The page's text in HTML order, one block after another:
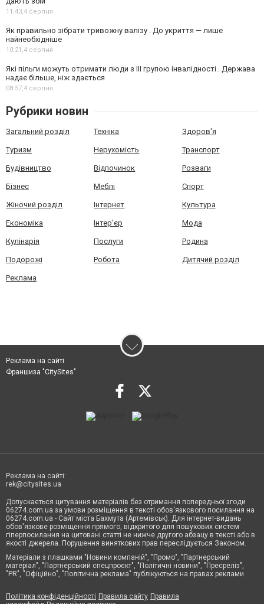
11:43,4 серпня
Як правильно зібрати тривожну валізу . До укриття — лише
найнеобхідніше
10:21,4 серпня
Які пільги можуть отримати люди з III групою інвалідності . Держава
надає більше, ніж здається
08:57,4 серпня
Рубрики новин
Загальний розділ Техніка Здоров'я
Туризм Нерухомість Транспорт
Будівництво Відпочинок Розваги
Бізнес Меблі Спорт
Жіночий розділ Інтернет Культура
Економіка Інтер'єр Мода
Кулінарія Послуги Родина
Подорожі Робота Дитячий розділ
Реклама
Реклама на сайті
Франшиза "CitySites"
Реклама на сайті:
rek@citysites.ua
Допускається цитування матеріалів без отримання попередньої згоди
06274.com.ua за умови розміщення в тексті обов'язкового посилання на
06274.com.ua - Сайт міста Бахмута (Артемівськ). Для інтернет-видань
обов'язкове розміщення прямого, відкритого для пошукових систем
гіперпосилання на цитовані статті не нижче другого абзацу в тексті або в
якості джерела. Порушення виняткових прав переслідується Законом.
Матеріали з плашками "Новини компаній", "Промо", "Партнерський
матеріал", "Партнерський спецпроєкт", "Політичні новини", "Пресреліз",
"PR", "Офіційно", "Політична реклама" публікуються на правах реклами.
Політика конфіденційності Правила сайту Правила